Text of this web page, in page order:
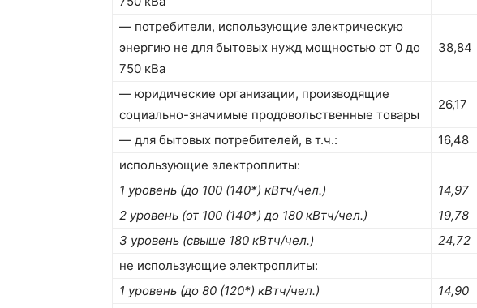
— потребители, использующие электрическую
энергию не для бытовых нужд мощностью от 0 до
750 кВа
38,84
— юридические организации, производящие
социально-значимые продовольственные товары
26,17
— для бытовых потребителей, в т.ч.: 16,48
использующие электроплиты:
1 уровень (до 100 (140*) кВтч/чел.)
14,97
2 уровень (от 100 (140*) до 180 кВтч/чел.)
19,78
3 уровень (свыше 180 кВтч/чел.)
24,72
не использующие электроплиты:
1 уровень (до 80 (120*) кВтч/чел.)
14,90